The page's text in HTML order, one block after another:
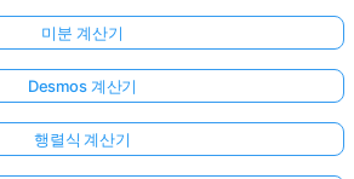
미분 계산기
Desmos 계산기
행렬식 계산기